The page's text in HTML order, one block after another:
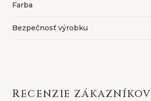
Farba
Bezpečnosť výrobku
RECENZIE ZÁKAZNÍKOV